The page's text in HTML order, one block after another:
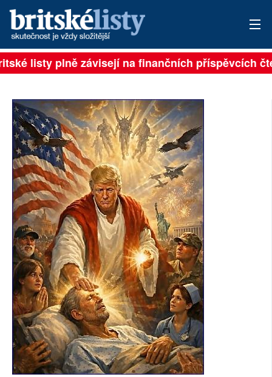
PŘIHLÁSIT
ARCHIV
ROZHOVORY
TÉMATA
NEJČTENĚJŠÍ ZA 7 DNÍ
AUTOŘI
PŘÍSPĚVKY NA PROVOZ
SOCIÁLNÍ SÍTĚ
RUBRIKY
PLNÁ VERZE STRÁNEK
listy plně závisejí na finančních příspěvcích